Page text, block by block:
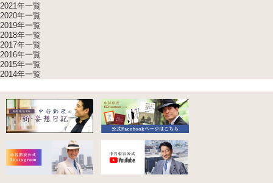
2021年一覧
2020年一覧
2019年一覧
2018年一覧
2017年一覧
2016年一覧
2015年一覧
2014年一覧